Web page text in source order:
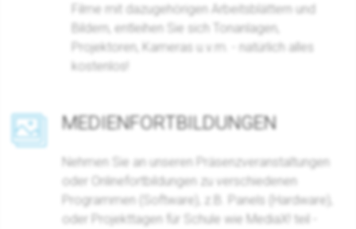
Filme mit dazugehörigen Arbeitsblättern und
Bildern, entleihen Sie sich Tonanlagen,
Projektoren, Kameras u.v.m. - natürlich alles
kostenlos!
MEDIENFORTBILDUNGEN
Nehmen Sie an unseren Präsenzveranstaltungen
oder Onlinefortbildungen zu verschiedenen
Programmen (Software), z.B. Panels (Hardware),
oder Projekttagen für Schule wie MediaX! teil -